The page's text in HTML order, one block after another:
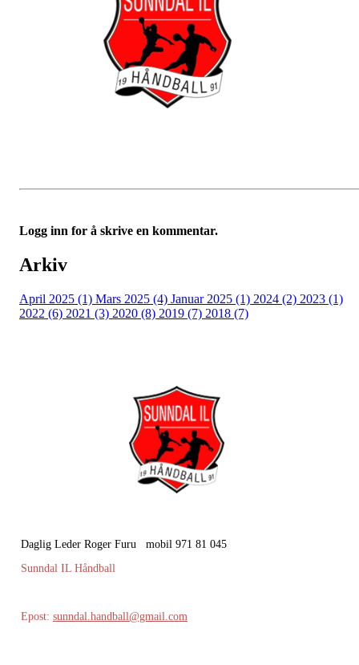
Logg inn for å skrive en kommentar.
Arkiv
April 2025 (1) Mars 2025 (4) Januar 2025 (1) 2024 (2) 2023 (1)
2022 (6) 2021 (3) 2020 (8) 2019 (7) 2018 (7)
Daglig Leder Roger Furu mobil 971 81 045
Sunndal IL Håndball
Epost: sunndal.handball@gmail.com